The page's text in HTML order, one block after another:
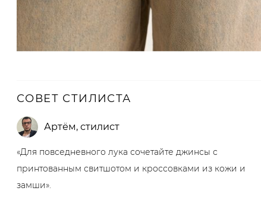
СОВЕТ СТИЛИСТА
Артём, стилист
«Для повседневного лука сочетайте джинсы с
принтованным свитшотом и кроссовками из кожи и
замши».